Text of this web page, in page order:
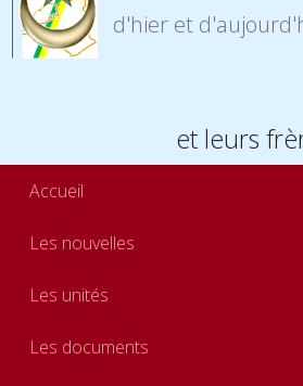
d'hier et
et leurs
Accueil
Les nouvelles
Les unités
Les documents